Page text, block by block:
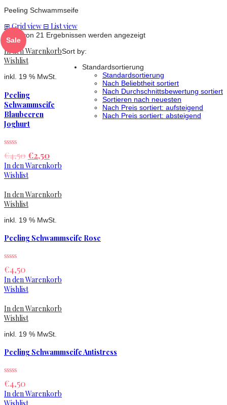
Peeling Schwammseife
⊞Grid view ⊟ List view
1–12 von 21 Ergebnissen werden angezeigt
Sort by:
Standardsortierung
Standardsortierung
Nach Beliebtheit sortiert
Nach Durchschnittsbewertung sortiert
Sortieren nach neuesten
Nach Preis sortiert: aufsteigend
Nach Preis sortiert: absteigend
Sale
In den Warenkorb
Wishlist
inkl. 19 % MwSt.
Peeling
Schwammseife
Blaubeeren
Joghurt
€4,50 €2,50
In den Warenkorb
Wishlist
In den Warenkorb
Wishlist
inkl. 19 % MwSt.
Peeling Schwammseife Rose
€4,50
In den Warenkorb
Wishlist
In den Warenkorb
Wishlist
inkl. 19 % MwSt.
Peeling Schwammseife Antistress
€4,50
In den Warenkorb